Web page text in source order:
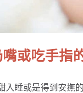
或吃手指
入睡或是得到安撫